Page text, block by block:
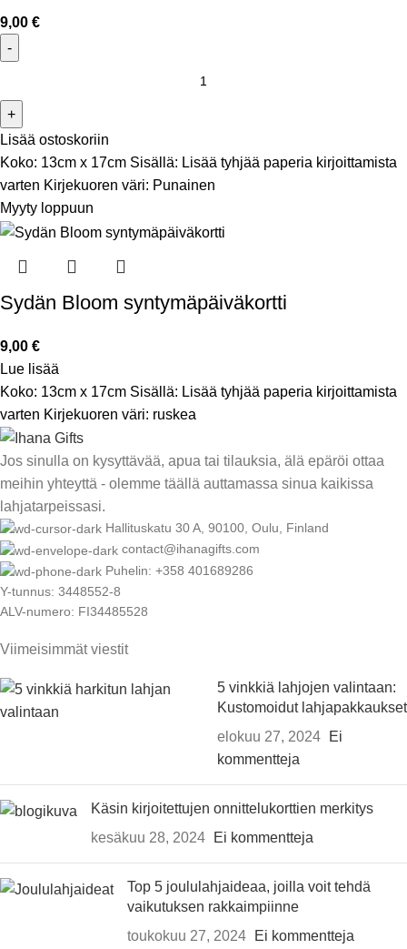
9,00 €
Lisää ostoskoriin
Koko: 13cm x 17cm Sisällä: Lisää tyhjää paperia kirjoittamista
varten Kirjekuoren väri: Punainen
Myyty loppuun
Sydän Bloom syntymäpäiväkortti
9,00 €
Lue lisää
Koko: 13cm x 17cm Sisällä: Lisää tyhjää paperia kirjoittamista
varten Kirjekuoren väri: ruskea
Jos sinulla on kysyttävää, apua tai tilauksia, älä epäröi ottaa
meihin yhteyttä - olemme täällä auttamassa sinua kaikissa
lahjatarpeissasi.
Hallituskatu 30 A, 90100, Oulu, Finland
contact@ihanagifts.com
Puhelin: +358 401689286
Y-tunnus: 3448552-8
ALV-numero: FI34485528
Viimeisimmät viestit
5 vinkkiä lahjojen valintaan:
Kustomoidut lahjapakkaukset
elokuu 27, 2024
Ei
kommentteja
Käsin kirjoitettujen onnittelukorttien merkitys
kesäkuu 28, 2024
Ei kommentteja
Top 5 joululahjaideaa, joilla voit tehdä
vaikutuksen rakkaimpiinne
toukokuu 27, 2024
Ei kommentteja